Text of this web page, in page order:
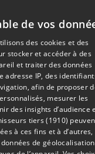
la batte
grand
de vos
des cookies et des
stocker et accéder à des
et traiter des données
adresse IP, des
afin de proposer
mesurer les
des insights d’audience
tiers (1910)
à ces fins et à d’autres,
de géolocalisation